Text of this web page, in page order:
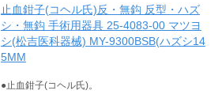
止血鉗子(コヘル氏)反・無鈎 反型・ハズ
シ・無鈎 手術用器具 25-4083-00 マツヨ
シ(松吉医科器械) MY-9300BSB(ハズシ14
5MM
●止血鉗子(コヘル氏)。